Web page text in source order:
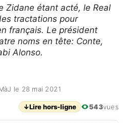
Zidane étant acté, le Real
tractations pour
français. Le président
noms en tête: Conte,
Alonso.
le 28 mai 2021
↓Lire hors-ligne 543vues